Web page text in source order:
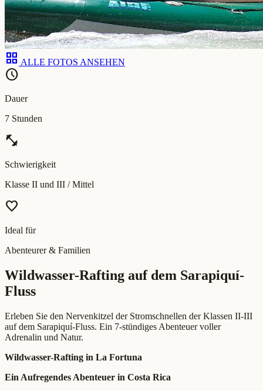
grid_view ALLE FOTOS ANSEHEN
schedule
Dauer
7 Stunden
fitness_center
Schwierigkeit
Klasse II und III / Mittel
favorite
Ideal für
Abenteurer & Familien
Wildwasser-Rafting auf dem Sarapiquí-
Fluss
Erleben Sie den Nervenkitzel der Stromschnellen der Klassen II-III
auf dem Sarapiquí-Fluss. Ein 7-stündiges Abenteuer voller
Adrenalin und Natur.
Wildwasser-Rafting in La Fortuna
Ein Aufregendes Abenteuer in Costa Rica